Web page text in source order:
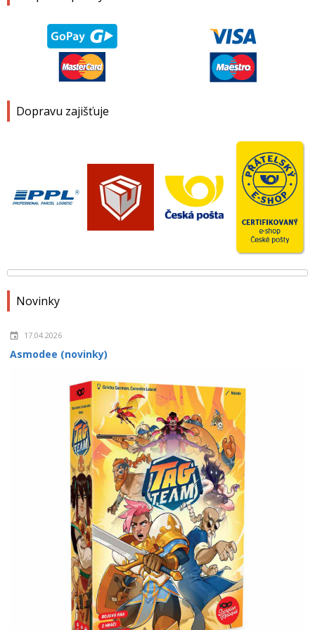
Dopravu zajišťuje
Novinky
17.04.2026
Asmodee (novinky)